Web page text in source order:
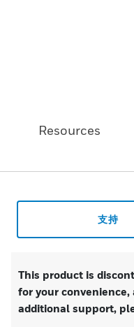
Resources
支持
This product is
for your
additional support,